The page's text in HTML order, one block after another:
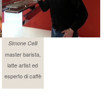
Simone Celli
master barista,
latte artist ed
esperto di caffè